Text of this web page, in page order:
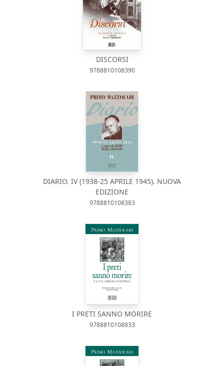
DISCORSI
9788810108390
DIARIO. IV (1938-25 APRILE 1945). NUOVA
EDIZIONE
9788810108383
I PRETI SANNO MORIRE
9788810108833